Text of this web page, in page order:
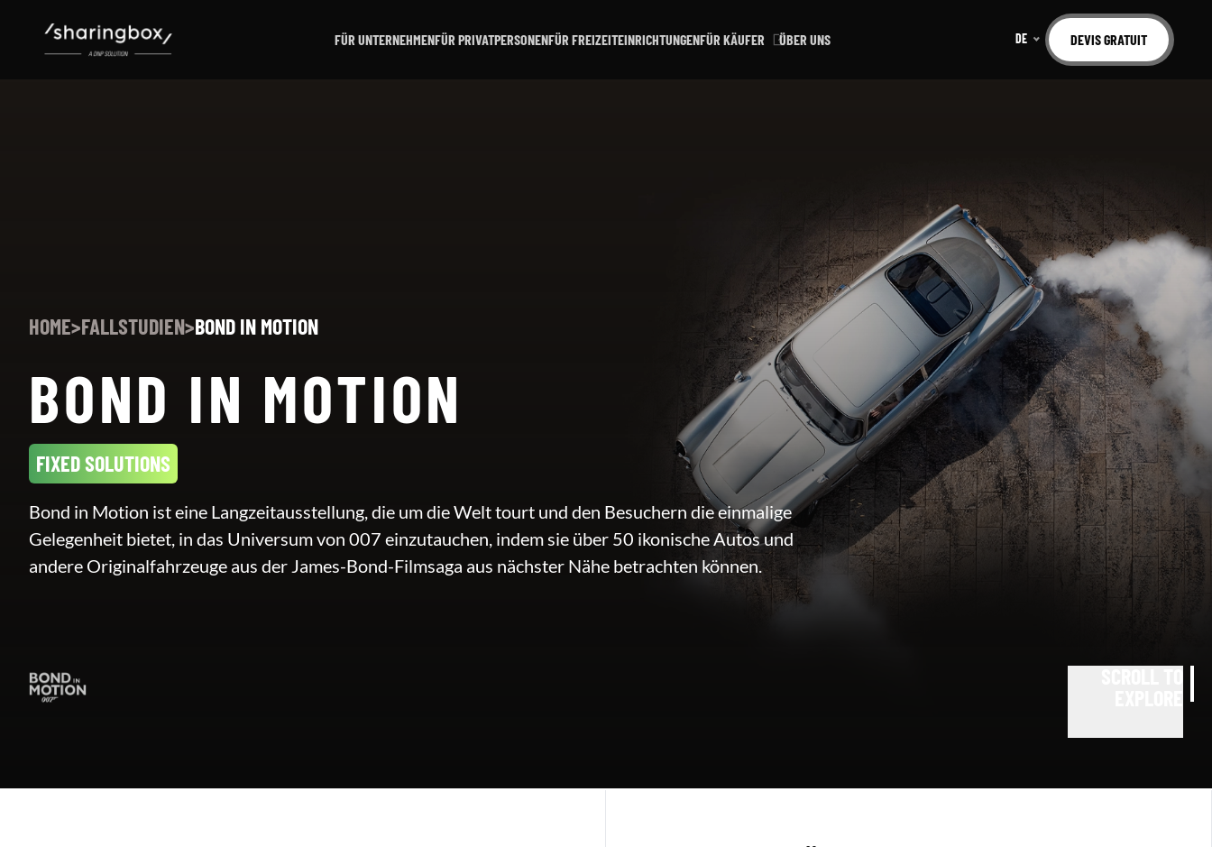
FÜR UNTERNEHMENFÜR PRIVATPERSONENFÜR FREIZEITEINRICHTUNGENFÜR KÄUFER ÜBER UNS DE DEVIS GRATUIT
HOME>FALLSTUDIEN>BOND IN MOTION
BOND IN MOTION
FIXED SOLUTIONS
Bond in Motion ist eine Langzeitausstellung, die um die Welt tourt und den Besuchern die einmalige
Gelegenheit bietet, in das Universum von 007 einzutauchen, indem sie über 50 ikonische Autos und
andere Originalfahrzeuge aus der James-Bond-Filmsaga aus nächster Nähe betrachten können.